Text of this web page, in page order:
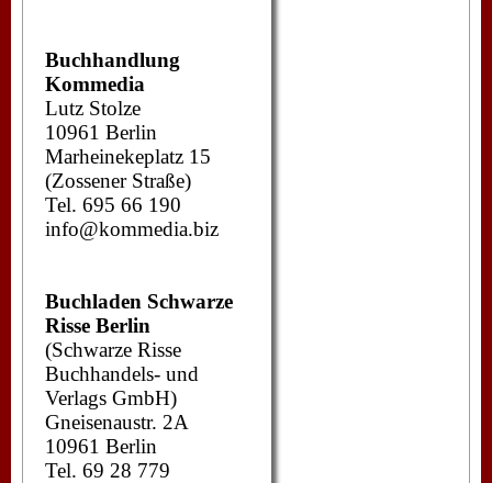
Buchhandlung
Kommedia
Lutz Stolze
10961 Berlin
Marheinekeplatz 15
(Zossener Straße)
Tel. 695 66 190
info@kommedia.biz
Buchladen Schwarze
Risse Berlin
(Schwarze Risse
Buchhandels- und
Verlags GmbH)
Gneisenaustr. 2A
10961 Berlin
Tel. 69 28 779